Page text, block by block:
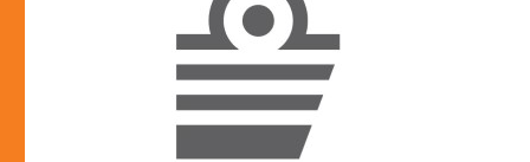
«Η ακρίβεια «γονατίζει»
την κοινωνία - Νέα μεγάλη
έρευνα της Pulse για το
ΟΙΚΟΝΟΜΙΑ 23/07/2026, 12:50